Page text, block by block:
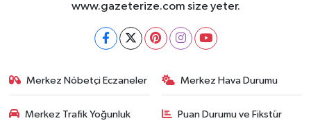
www.gazeterize.com size yeter.
Merkez Nöbetçi Eczaneler Merkez Hava Durumu
Merkez Trafik Yoğunluk
Puan Durumu ve Fikstür